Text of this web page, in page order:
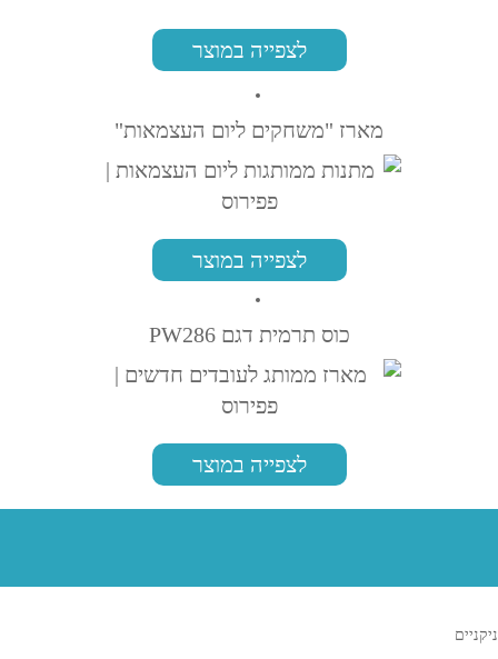
לצפייה במוצר
מארז "משחקים ליום העצמאות"
לצפייה במוצר
כוס תרמית דגם PW286
לצפייה במוצר
ניקניים